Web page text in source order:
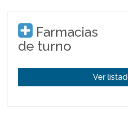
Farmacias
de turno
Ver